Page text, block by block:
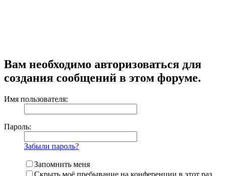
Вам необходимо авторизоваться для
создания сообщений в этом форуме.
Имя пользователя:
Пароль:
Забыли пароль?
Запомнить меня
Скрыть моё пребывание на конференции в этот раз